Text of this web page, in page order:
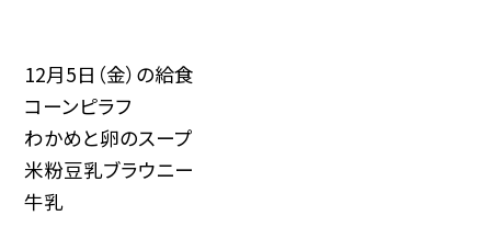
12月5日（金）の給食
コーンピラフ
わかめと卵のスープ
米粉豆乳ブラウニー
牛乳